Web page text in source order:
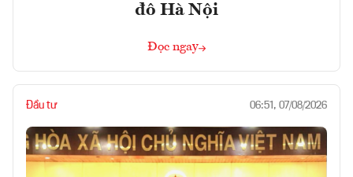
đô Hà Nội
Đọc ngay
Đầu tư 06:51, 07/08/2026